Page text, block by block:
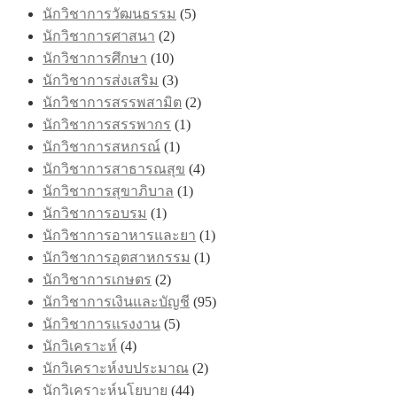
นักวิชาการวัฒนธรรม (5)
นักวิชาการศาสนา (2)
นักวิชาการศึกษา (10)
นักวิชาการส่งเสริม (3)
นักวิชาการสรรพสามิต (2)
นักวิชาการสรรพากร (1)
นักวิชาการสหกรณ์ (1)
นักวิชาการสาธารณสุข (4)
นักวิชาการสุขาภิบาล (1)
นักวิชาการอบรม (1)
นักวิชาการอาหารและยา (1)
นักวิชาการอุตสาหกรรม (1)
นักวิชาการเกษตร (2)
นักวิชาการเงินและบัญชี (95)
นักวิชาการแรงงาน (5)
นักวิเคราะห์ (4)
นักวิเคราะห์งบประมาณ (2)
นักวิเคราะห์นโยบาย (44)